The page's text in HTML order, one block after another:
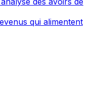
qui alimentent